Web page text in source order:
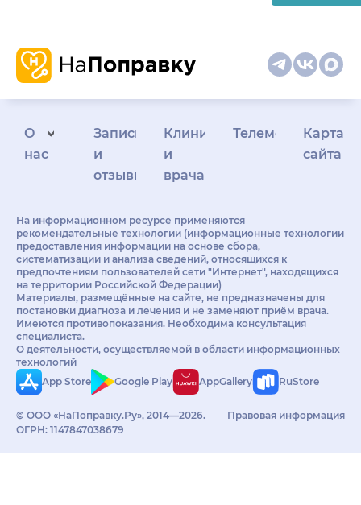
О
нас
Запись
и
отзывы
Клиникам
и
врачам
Телемедицина
Карта
сайта
На информационном ресурсе применяются
рекомендательные технологии (информационные технологии
предоставления информации на основе сбора,
систематизации и анализа сведений, относящихся к
предпочтениям пользователей сети "Интернет", находящихся
на территории Российской Федерации)
Материалы, размещённые на сайте, не предназначены для
постановки диагноза и лечения и не заменяют приём врача.
Имеются противопоказания. Необходима консультация
специалиста.
О деятельности, осуществляемой в области информационных
технологий
App Store
Google Play AppGallery RuStore
© ООО «НаПоправку.Ру», 2014—2026.
ОГРН: 1147847038679
Правовая информация